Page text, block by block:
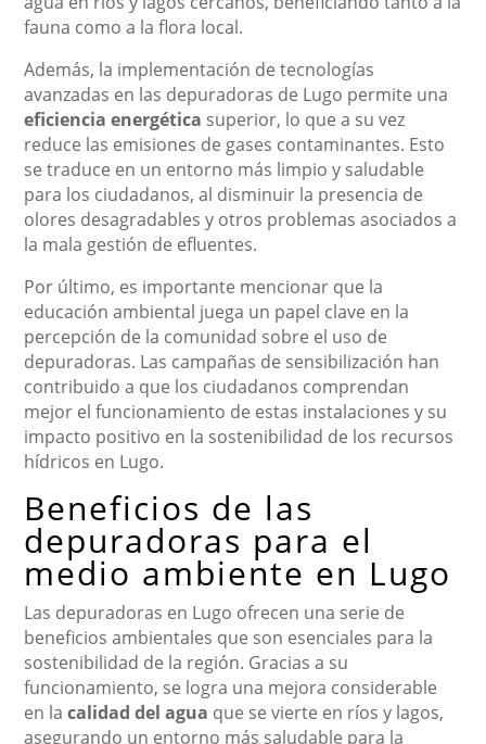
fauna como a la flora local.
Además, la implementación de tecnologías
avanzadas en las depuradoras de Lugo permite una
eficiencia energética superior, lo que a su vez
reduce las emisiones de gases contaminantes. Esto
se traduce en un entorno más limpio y saludable
para los ciudadanos, al disminuir la presencia de
olores desagradables y otros problemas asociados a
la mala gestión de efluentes.
Por último, es importante mencionar que la
educación ambiental juega un papel clave en la
percepción de la comunidad sobre el uso de
depuradoras. Las campañas de sensibilización han
contribuido a que los ciudadanos comprendan
mejor el funcionamiento de estas instalaciones y su
impacto positivo en la sostenibilidad de los recursos
hídricos en Lugo.
Beneficios de las
depuradoras para el
medio ambiente en Lugo
Las depuradoras en Lugo ofrecen una serie de
beneficios ambientales que son esenciales para la
sostenibilidad de la región. Gracias a su
funcionamiento, se logra una mejora considerable
en lacalidad del agua que se vierte en ríos y lagos,
asegurando un entorno más saludable para la